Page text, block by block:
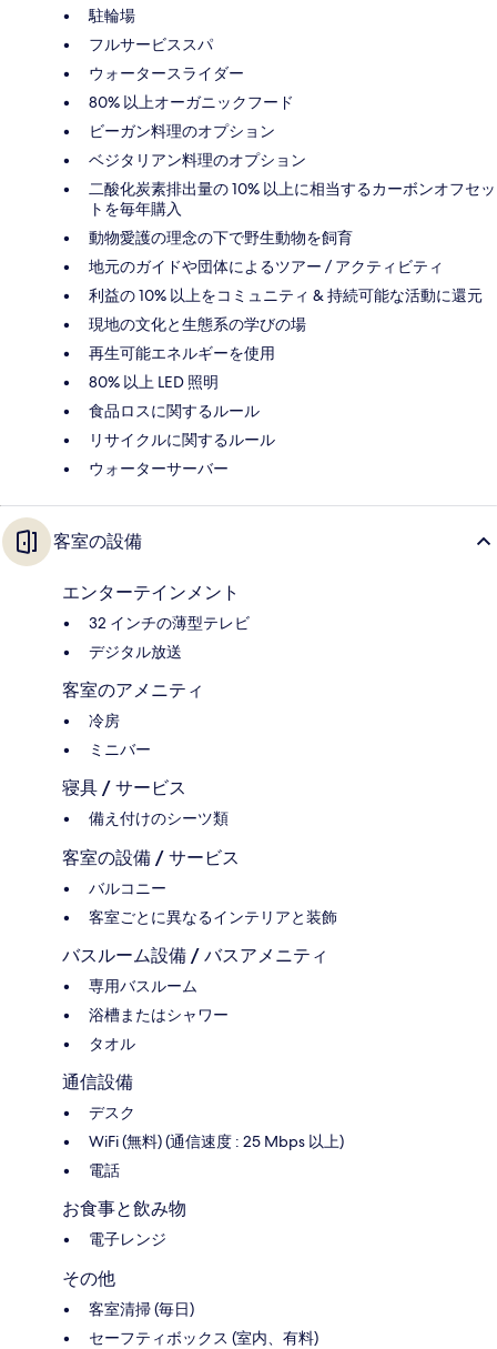
駐輪場
フルサービススパ
ウォータースライダー
80% 以上オーガニックフード
ビーガン料理のオプション
ベジタリアン料理のオプション
二酸化炭素排出量の 10% 以上に相当するカーボンオフセッ
トを毎年購入
動物愛護の理念の下で野生動物を飼育
地元のガイドや団体によるツアー / アクティビティ
利益の 10% 以上をコミュニティ & 持続可能な活動に還元
現地の文化と生態系の学びの場
再生可能エネルギーを使用
80% 以上 LED 照明
食品ロスに関するルール
リサイクルに関するルール
ウォーターサーバー
客室の設備
エンターテインメント
32 インチの薄型テレビ
デジタル放送
客室のアメニティ
冷房
ミニバー
寝具 / サービス
備え付けのシーツ類
客室の設備 / サービス
バルコニー
客室ごとに異なるインテリアと装飾
バスルーム設備 / バスアメニティ
専用バスルーム
浴槽またはシャワー
タオル
通信設備
デスク
WiFi (無料) (通信速度 : 25 Mbps 以上)
電話
お食事と飲み物
電子レンジ
その他
客室清掃 (毎日)
セーフティボックス (室内、有料)